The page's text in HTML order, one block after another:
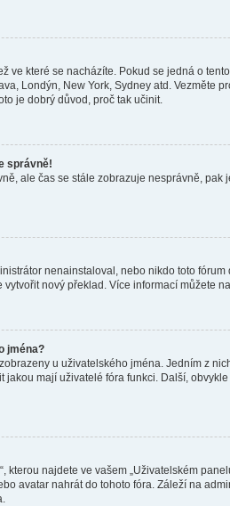
které se nacházíte. Pokud se jedná o
Londýn, New York, Sydney atd. Vezměte
je dobrý důvod, proč tak učinit.
správně!
ale čas se stále zobrazuje nesprávně,
nenainstaloval, nebo nikdo toto
nový překlad. Více informací můžete
jména?
u uživatelského jména. Jedním z
mají uživatelé fóra funkci. Další,
kterou najdete ve vašem „Uživatelském
avatar nahrát do tohoto fóra. Záleží na